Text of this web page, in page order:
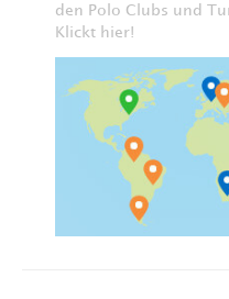
den Polo Clubs und
Klickt hier!